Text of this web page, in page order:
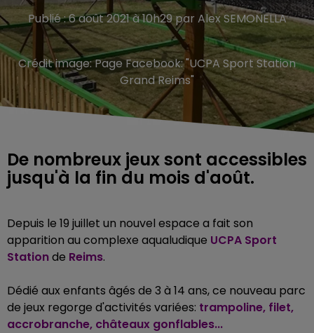
Publié : 6 août 2021 à 10h29 par Alex SEMONELLA
Crédit image:Page Facebook: "UCPA Sport Station
Grand Reims"
De nombreux jeux sont accessibles
jusqu'à la fin du mois d'août.
Depuis le 19 juillet un nouvel espace a fait son
apparition au complexe aqualudique UCPA Sport
Stationde Reims.
Dédié aux enfants âgés de 3 à 14 ans, ce nouveau parc
de jeux regorge d'activités variées: trampoline, filet,
accrobranche, châteaux gonflables...